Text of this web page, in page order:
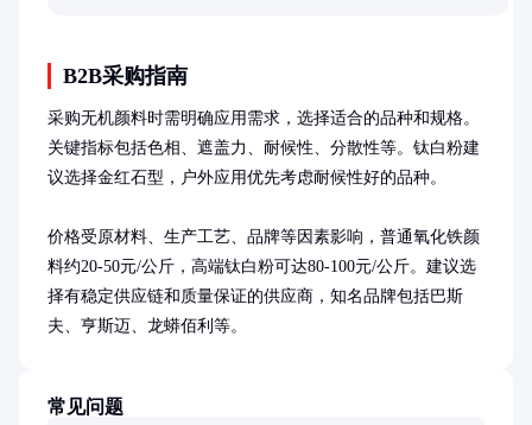
B2B采购指南
采购无机颜料时需明确应用需求，选择适合的品种和规格。
关键指标包括色相、遮盖力、耐候性、分散性等。钛白粉建
议选择金红石型，户外应用优先考虑耐候性好的品种。
价格受原材料、生产工艺、品牌等因素影响，普通氧化铁颜
料约20-50元/公斤，高端钛白粉可达80-100元/公斤。建议选
择有稳定供应链和质量保证的供应商，知名品牌包括巴斯
夫、亨斯迈、龙蟒佰利等。
常见问题